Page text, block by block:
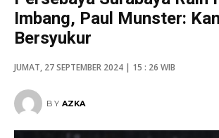
Imbang, Paul Munster:
Bersyukur
JUMAT, 27 SEPTEMBER 2024 | 15 : 26 WIB
BY AZKA